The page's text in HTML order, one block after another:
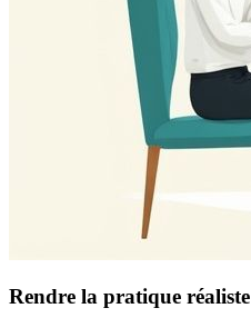
Rendre la pratique réaliste